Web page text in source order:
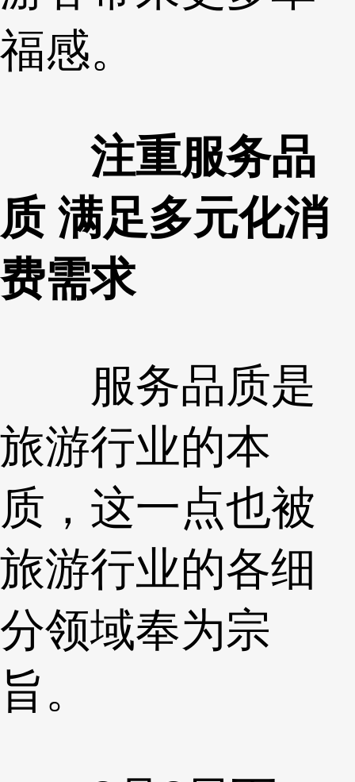
福感。
注重服务品
质 满足多元化消
费需求
服务品质是
旅游行业的本
质，这一点也被
旅游行业的各细
分领域奉为宗
旨。